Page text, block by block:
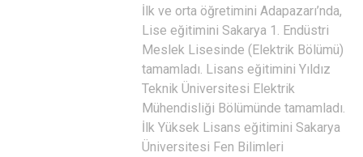
İlk ve orta öğretimini Adapazarı’nda,
Lise eğitimini Sakarya 1. Endüstri
Meslek Lisesinde (Elektrik Bölümü)
tamamladı. Lisans eğitimini Yıldız
Teknik Üniversitesi Elektrik
Mühendisliği Bölümünde tamamladı.
İlk Yüksek Lisans eğitimini Sakarya
Üniversitesi Fen Bilimleri